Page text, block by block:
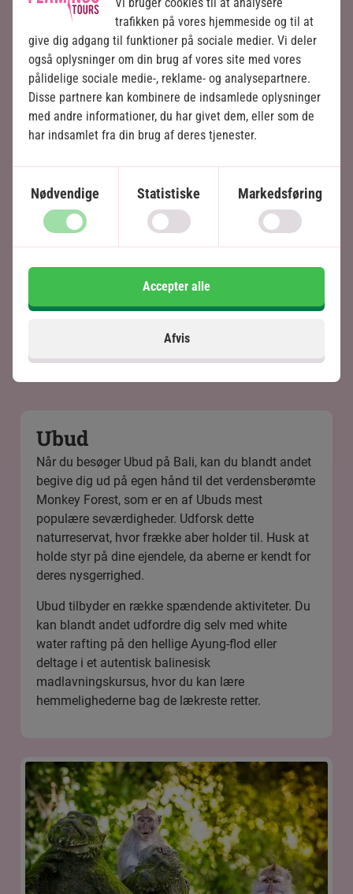
Ofte stillede spørgsmål
Hvornår er det bedst at rejse til Bali?
Er Bali børnevenligt?
Hvilke oplevelser må man ikke gå glip af
Kan man kombinere sin rejse til Bali med
Ubud
Når du besøger Ubud på Bali, kan du blandt andet
begive dig ud på egen hånd til det verdensberømte
Monkey Forest, som er en af Ubuds mest
populære seværdigheder. Udforsk dette
naturreservat, hvor frække aber holder til. Husk at
holde styr på dine ejendele, da aberne er kendt for
deres nysgerrighed.
Ubud tilbyder en række spændende aktiviteter. Du
kan blandt andet udfordre dig selv medwhite
water rafting på den hellige Ayung-flod eller
deltage i et autentisk balinesisk
madlavningskursus, hvor du kan lære
hemmelighederne bag de lækreste retter.
trafikken på vores hjemmeside og til at
give dig adgang til funktioner på sociale medier. Vi deler
også oplysninger om din brug af vores site med vores
pålidelige sociale medie-, reklame- og analysepartnere.
Disse partnere kan kombinere de indsamlede oplysninger
med andre informationer, du har givet dem, eller som de
har indsamlet fra din brug af deres tjenester.
Nødvendige Statistiske Markedsføring
Afvis
Accepter alle